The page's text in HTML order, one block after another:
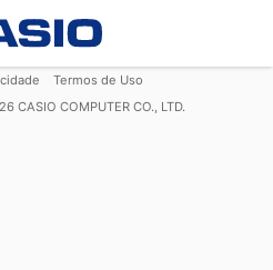
Termos de Uso
CASIO COMPUTER CO., LTD.